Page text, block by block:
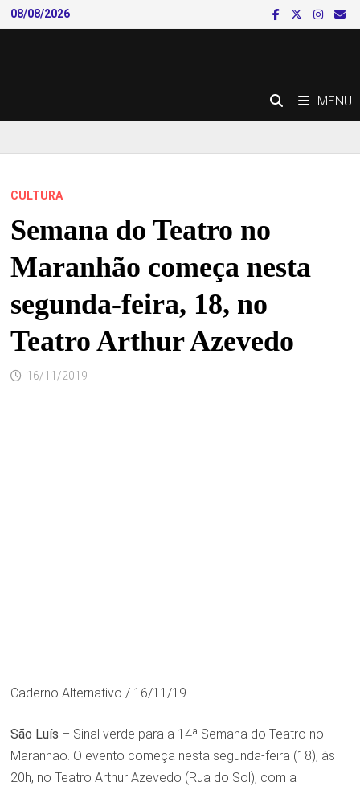
Skip
to
08/08/2026
MENU
CULTURA
Semana do Teatro no
Maranhão começa nesta
segunda-feira, 18, no
Teatro Arthur Azevedo
16/11/2019
Caderno Alternativo / 16/11/19
São Luís – Sinal verde para a 14ª Semana do Teatro no
Maranhão. O evento começa nesta segunda-feira (18), às
20h, no Teatro Arthur Azevedo (Rua do Sol), com a